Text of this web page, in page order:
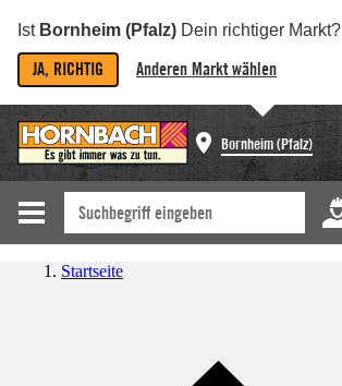
Ist Bornheim (Pfalz) Dein richtiger Markt?
JA, RICHTIG Anderen Markt wählen
Bornheim (Pfalz)
Startseite